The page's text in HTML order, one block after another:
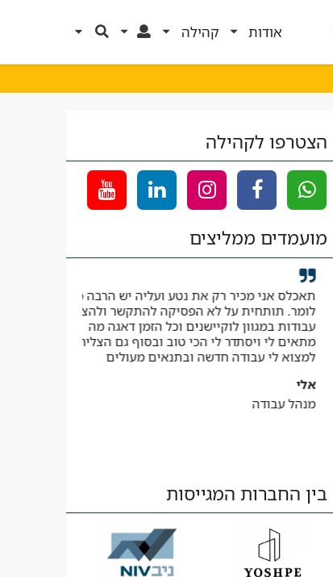
אודות קהילה
הצטרפו לקהילה
מועמדים ממליצים
תאכלס אני מכיר רק את נטע ועליה יש הרבה מה
לומר. תותחית על לא הפסיקה להתקשר ולהציע
עבודות במגוון לוקיישנים וכל הזמן דאגה מה
מתאים לי ויסתדר לי הכי טוב ובסוף גם הצליחה
למצוא לי עבודה חדשה ובתנאים מעולים
אלי
מנהל עבודה
בין החברות המגייסות